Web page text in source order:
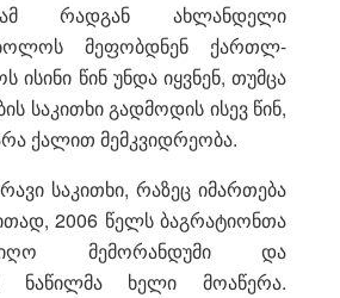
რადგან ახლანდელი
ბოლოს მეფობდნენ ქართლ-
ისინი წინ უნდა იყვნენ, თუმცა
საკითხი გადმოდის ისევ წინ,
ქალით მემკვიდრეობა.
საკითხი, რაზეც იმართება
2006 წელს ბაგრატიონთა
მემორანდუმი და
ნაწილმა ხელი მოაწერა.